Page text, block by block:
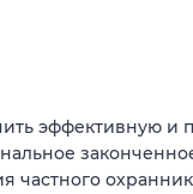
эффективную и
частного